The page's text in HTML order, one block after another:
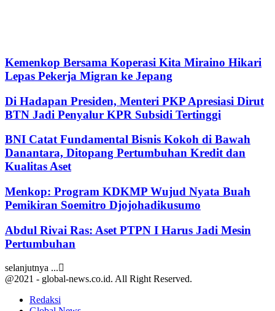
Kemenkop Bersama Koperasi Kita Miraino Hikari
Lepas Pekerja Migran ke Jepang
Di Hadapan Presiden, Menteri PKP Apresiasi Dirut
BTN Jadi Penyalur KPR Subsidi Tertinggi
BNI Catat Fundamental Bisnis Kokoh di Bawah
Danantara, Ditopang Pertumbuhan Kredit dan
Kualitas Aset
Menkop: Program KDKMP Wujud Nyata Buah
Pemikiran Soemitro Djojohadikusumo
Abdul Rivai Ras: Aset PTPN I Harus Jadi Mesin
Pertumbuhan
selanjutnya ...
@2021 - global-news.co.id. All Right Reserved.
Redaksi